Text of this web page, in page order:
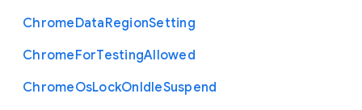
ChromeDataRegionSetting
ChromeForTestingAllowed
ChromeOsLockOnIdleSuspend